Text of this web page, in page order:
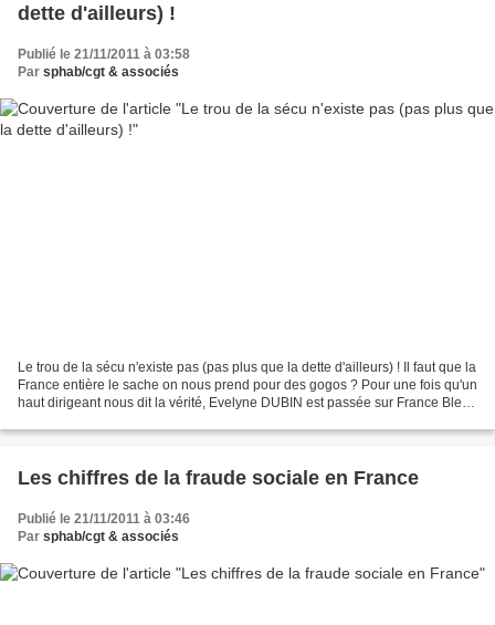
dette d'ailleurs) !
Publié le 21/11/2011 à 03:58
Par sphab/cgt & associés
Le trou de la sécu n'existe pas (pas plus que la dette d'ailleurs) ! Il faut que la
France entière le sache on nous prend pour des gogos ? Pour une fois qu'un
haut dirigeant nous dit la vérité, Evelyne DUBIN est passée sur France Bleue
Les chiffres de la fraude sociale en France
Publié le 21/11/2011 à 03:46
Par sphab/cgt & associés